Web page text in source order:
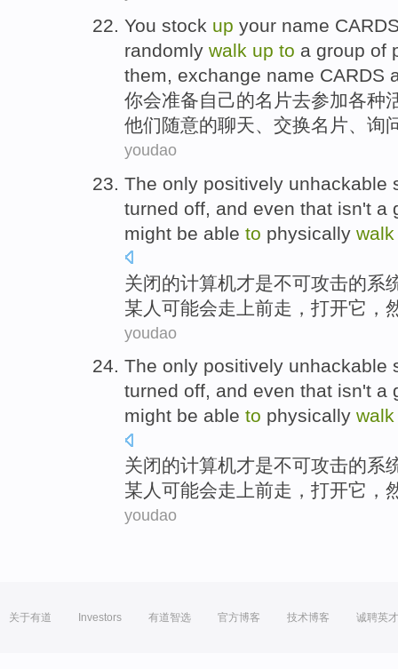
You stock up your name
randomly walk up to a group of
them, exchange name CARDS
你会准备自己的名片去参加各种
他们随意的聊天、 交换名片、 询
youdao
The only positively unhackable
turned off, and even that isn't a
might be able to physically walk
关闭的计算机才是不可攻击的系
某人 可能会走上前走 ， 打开它 ，
youdao
The only positively unhackable
turned off, and even that isn't a
might be able to physically walk
关闭的计算机才是不可攻击的系
某人 可能会走上前走 ， 打开它 ，
youdao
关于有道 Investors 有道智选 官方博客 技术博客 诚聘英才